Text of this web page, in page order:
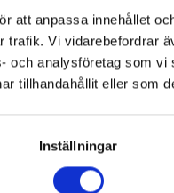
att anpassa innehållet
Vi vidarebefordrar
och analysföretag som
tillhandahållit eller som
Inställningar
ComfortClean
Miele ComfortClean
högkvalitativ,
temperaturvariationer.